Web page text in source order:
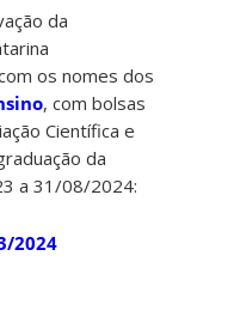
da
os nomes dos
, com bolsas
Científica e
da
a 31/08/2024:
2024